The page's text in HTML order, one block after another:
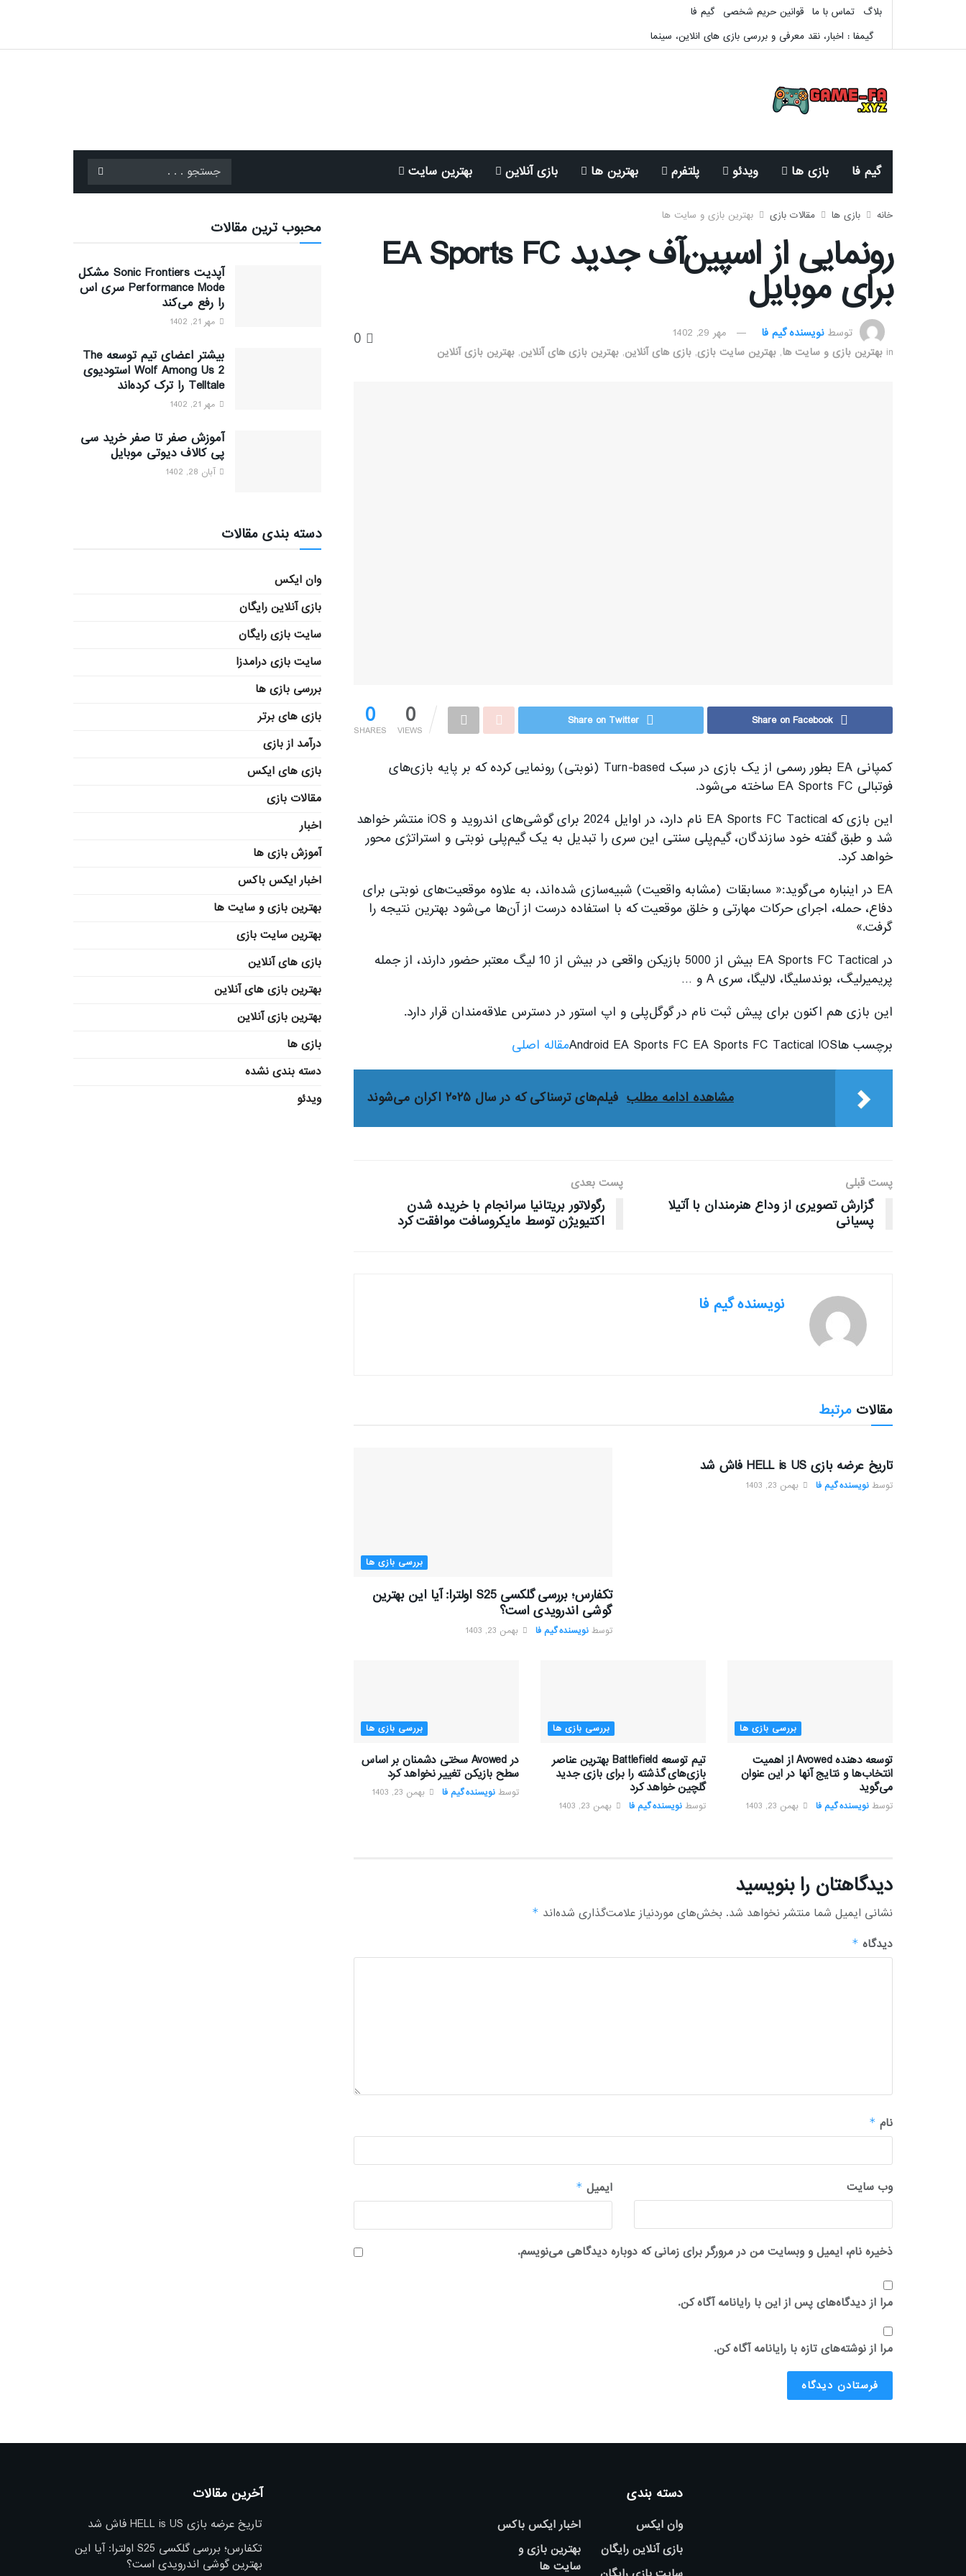
بلاگ تماس با ما قوانین حریم شخصی
گیم فا
گیمفا : اخبار، نقد معرفی و بررسی بازی های انلاین، سینما
گیم فا بازی ها ویدئو پلتفرم بهترین ها بازی آنلاین بهترین سایت
خانه بازی ها مقالات بازی بهترین بازی و سایت ها
رونمایی از اسپین‌آف جدید EA Sports FC
برای موبایل
توسط نویسنده گیم فا
مهر 29, 1402
in بهترین بازی و سایت ها, بهترین سایت بازی, بازی های آنلاین, بهترین بازی های آنلاین, بهترین بازی آنلاین
0
SHARES 0
VIEWS
Share on Facebook
Share on Twitter
کمپانی EA بطور رسمی از یک بازی در سبک Turn-based (نوبتی) رونمایی کرده که بر پایه بازی‌های
فوتبالی EA Sports FC ساخته می‌شود.
این بازی که EA Sports FC Tactical نام دارد، در اوایل 2024 برای گوشی‌های اندروید و iOS منتشر خواهد
شد و طبق گفته خود سازندگان، گیم‌پلی سنتی این سری را تبدیل به یک گیم‌پلی نوبتی و استراتژی محور
خواهد کرد.
EA در اینباره می‌گوید:« مسابقات (مشابه واقعیت) شبیه‌سازی شده‌اند، به علاوه موقعیت‌های نوبتی برای
دفاع، حمله، اجرای حرکات مهارتی و خلق موقعیت که با استفاده درست از آن‌ها می‌شود بهترین نتیجه را
گرفت.»
در EA Sports FC Tactical بیش از 5000 بازیکن واقعی در بیش از 10 لیگ معتبر حضور دارند، از جمله
پریمیرلیگ، بوندسلیگا، لالیگا، سری A و …
این بازی هم اکنون برای پیش ثبت نام در گوگل‌پلی و اپ استور در دسترس علاقه‌مندان قرار دارد.
برچسب هاAndroid EA Sports FC EA Sports FC Tactical IOS
مقاله اصلی
مشاهده ادامه مطلب فیلم‌های ترسناکی که در سال ۲۰۲۵ اکران می‌شوند
پست قبلی
گزارش تصویری از وداع هنرمندان با آتیلا
پسیانی
پست بعدی
رگولاتور بریتانیا سرانجام با خریده شدن
اکتیویژن توسط مایکروسافت موافقت کرد
نویسنده گیم فا
مقالات مرتبط
تاریخ عرضه بازی HELL is US فاش شد
توسط نویسنده گیم فا بهمن 23, 1403
بررسی بازی ها
تکفارس؛ بررسی گلکسی S25 اولترا: آیا این بهترین
گوشی اندرویدی است؟
توسط نویسنده گیم فا بهمن 23, 1403
بررسی بازی ها
توسعه دهنده Avowed از اهمیت
انتخاب‌ها و نتایج آنها در این عنوان
می‌گوید
توسط نویسنده گیم فا بهمن 23, 1403
بررسی بازی ها
تیم توسعه Battlefield بهترین عناصر
بازی‌های گذشته را برای بازی جدید
گلچین خواهد کرد
توسط نویسنده گیم فا بهمن 23, 1403
بررسی بازی ها
در Avowed سختی دشمنان بر اساس
سطح بازیکن تغییر نخواهد کرد
توسط نویسنده گیم فا بهمن 23, 1403
دیدگاهتان را بنویسید
نشانی ایمیل شما منتشر نخواهد شد. بخش‌های موردنیاز علامت‌گذاری شده‌اند *
دیدگاه *
نام *
ایمیل * وب‌ سایت
ذخیره نام، ایمیل و وبسایت من در مرورگر برای زمانی که دوباره دیدگاهی می‌نویسم.
مرا از دیدگاه‌های پس از این با رایانامه آگاه کن.
مرا از نوشته‌های تازه با رایانامه آگاه کن.
محبوب ترین مقالات
آپدیت Sonic Frontiers مشکل
Performance Mode سری اس
را رفع می‌کند
مهر 21, 1402
بیشتر اعضای تیم توسعه The
Wolf Among Us 2 استودیوی
Telltale را ترک کرده‌اند
مهر 21, 1402
آموزش صفر تا صفر خرید سی
پی کالاف دیوتی موبایل
آبان 28, 1402
دسته بندی مقالات
وان ایکس
بازی آنلاین رایگان
سایت بازی رایگان
سایت بازی درامدزا
بررسی بازی ها
بازی های برتر
درآمد از بازی
بازی های ایکس
مقالات بازی
اخبار
آموزش بازی ها
اخبار ایکس باکس
بهترین بازی و سایت ها
بهترین سایت بازی
بازی های آنلاین
بهترین بازی های آنلاین
بهترین بازی آنلاین
بازی ها
دسته بندی نشده
ویدئو
دسته بندی
وان ایکس
بازی آنلاین رایگان
اخبار ایکس باکس
بهترین بازی و
سایت ها
آخرین مقالات
تاریخ عرضه بازی HELL is US فاش شد
تکفارس؛ بررسی گلکسی S25 اولترا: آیا این
بهترین گوشی اندرویدی است؟